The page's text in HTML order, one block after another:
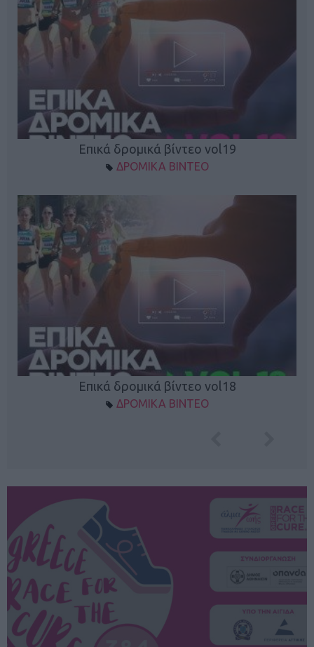
Επικά δρομικά βίντεο vol19
ΔΡΟΜΙΚΑ ΒΙΝΤΕΟ
Επικά δρομικά βίντεο vol18
ΔΡΟΜΙΚΑ ΒΙΝΤΕΟ